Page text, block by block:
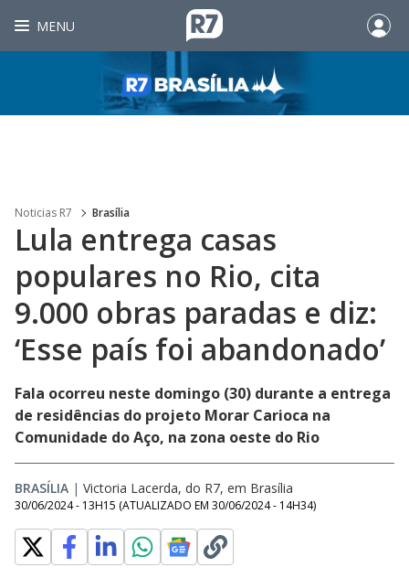
MENU
Noticias R7 Brasília
Lula entrega casas
populares no Rio, cita
9.000 obras paradas e diz:
‘Esse país foi abandonado’
Fala ocorreu neste domingo (30) durante a entrega
de residências do projeto Morar Carioca na
Comunidade do Aço, na zona oeste do Rio
BRASÍLIA | Victoria Lacerda, do R7, em Brasília
30/06/2024 - 13H15 (ATUALIZADO EM 30/06/2024 - 14H34)